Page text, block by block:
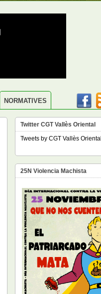
NORMATIVES
Twitter CGT Vallès Oriental
Tweets by CGT Vallès Oriental
25N Violencia Machista